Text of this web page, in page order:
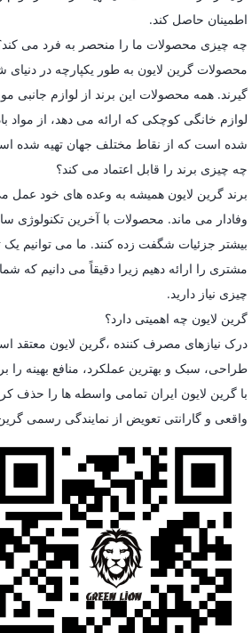
اطمینان حاصل کند.
چه چیزی محصولات ما را منحصر به فرد می
محصولات گرین لایون به طور یکپارچه در
گیرند. همه محصولات این برند از لوازم جانبی
لوازم خانگی کوچکی که ارائه می دهد، از مواد
شده است که از نقاط مختلف جهان تهیه شده
چه چیزی برند را قابل اعتماد می کند؟
برند گرین لایون همیشه به وعده های خود عمل
وفادار می ماند. محصولات با آخرین تکنولوژی
بیشتر جزئیات شگفت زده کنند. ما می توانیم
مشتری را ارائه دهیم زیرا دقیقاً می دانیم که
چیزی نیاز دارید.
گرین لایون چه اهمیتی دارد؟
درک نیازهای مصرف کننده ،گرین لایون معتقد
طراحی، سبک و بهترین عملکرد، منافع بهینه را
با گرین لایون ایران تمامی واسطه ها را حذف
واقعی و گارانتی تعویض از نمایندگی رسمی